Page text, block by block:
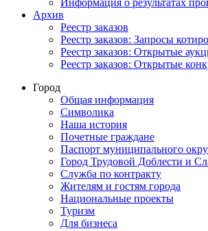
Архив
Реестр заказов
Реестр заказов: Запросы
Реестр заказов: Открытые
Реестр заказов: Открытые
Город
Общая информация
Символика
Наша история
Почетные граждане
Паспорт муниципального
Город Трудовой Доблести и
Служба по контракту
Жителям и гостям города
Национальные проекты
Туризм
Для бизнеса